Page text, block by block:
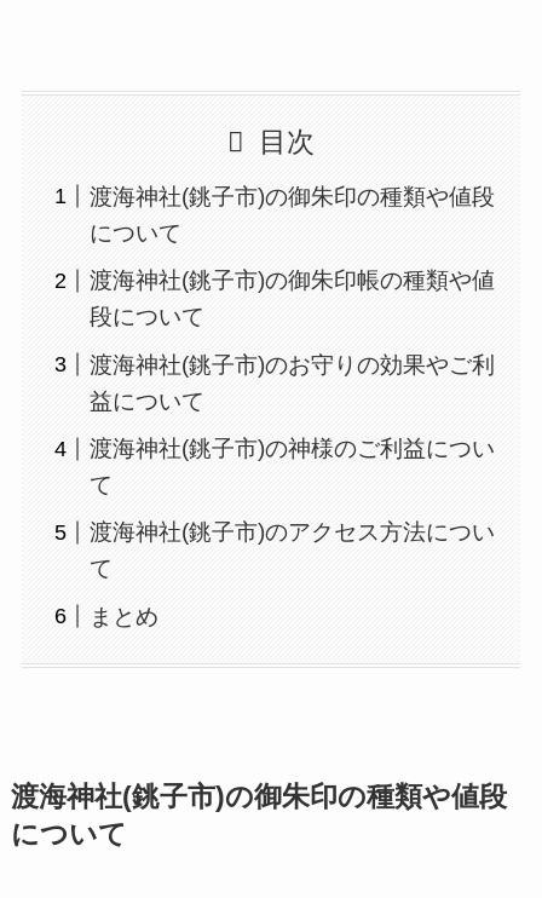
目次
渡海神社(銚子市)の御朱印の種類や値段
について
渡海神社(銚子市)の御朱印帳の種類や値
段について
渡海神社(銚子市)のお守りの効果やご利
益について
渡海神社(銚子市)の神様のご利益につい
て
渡海神社(銚子市)のアクセス方法につい
て
まとめ
渡海神社(銚子市)の御朱印の種類や値段
について